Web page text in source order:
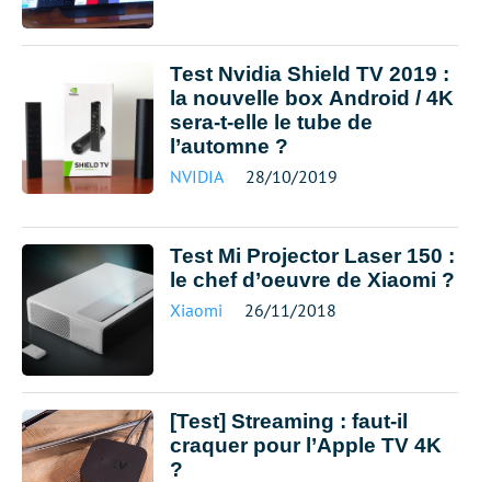
Test Nvidia Shield TV 2019 :
la nouvelle box Android / 4K
sera-t-elle le tube de
l’automne ?
NVIDIA 28/10/2019
Test Mi Projector Laser 150 :
le chef d’oeuvre de Xiaomi ?
Xiaomi 26/11/2018
[Test] Streaming : faut-il
craquer pour l’Apple TV 4K
?